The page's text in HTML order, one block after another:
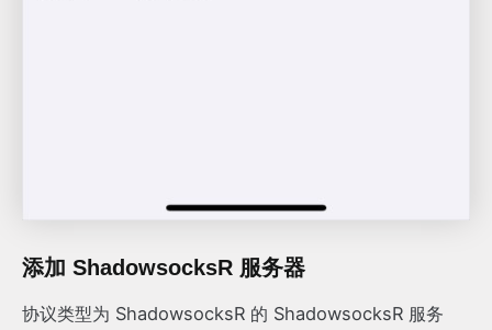
添加 ShadowsocksR 服务器
协议类型为 ShadowsocksR 的 ShadowsocksR 服务